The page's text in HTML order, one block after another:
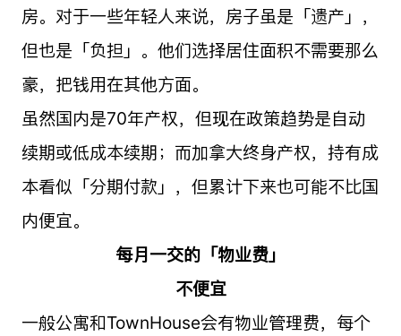
房。对于一些年轻人来说，房子虽是「遗产」，
但也是「负担」。他们选择居住面积不需要那么
豪，把钱用在其他方面。
虽然国内是70年产权，但现在政策趋势是自动
续期或低成本续期；而加拿大终身产权，持有成
本看似「分期付款」，但累计下来也可能不比国
内便宜。
每月一交的「物业费」
不便宜
一般公寓和TownHouse会有物业管理费，每个